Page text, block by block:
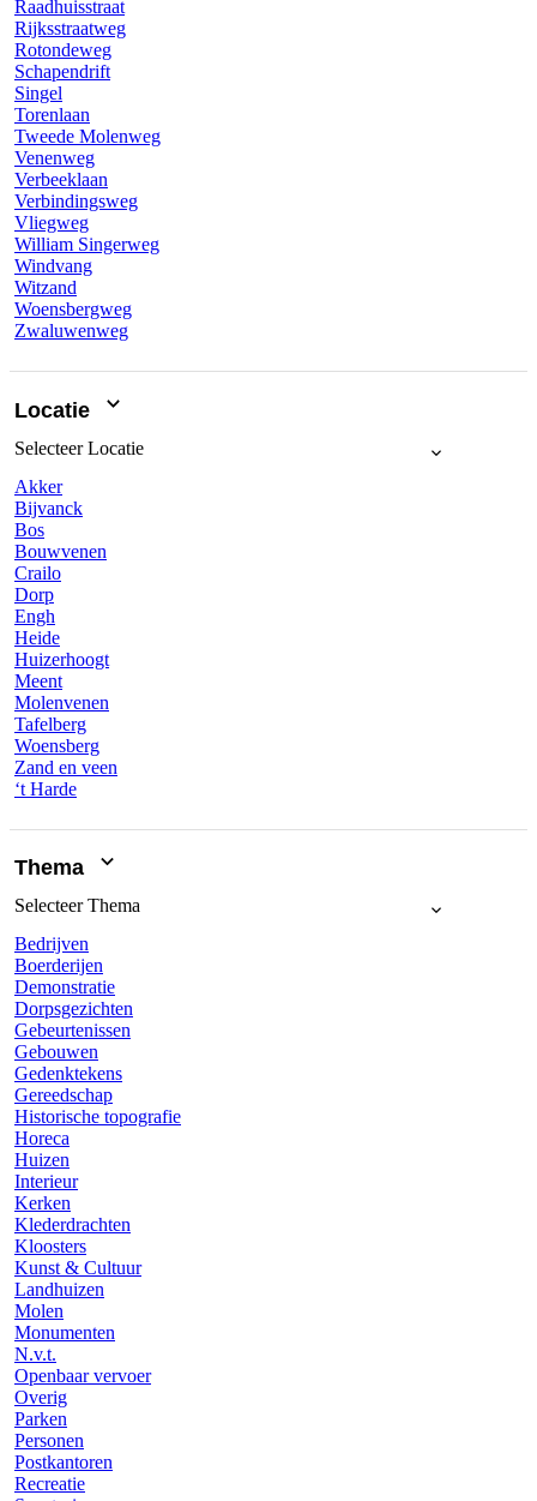
Raadhuisstraat
Rijksstraatweg
Rotondeweg
Schapendrift
Singel
Torenlaan
Tweede Molenweg
Venenweg
Verbeeklaan
Verbindingsweg
Vliegweg
William Singerweg
Windvang
Witzand
Woensbergweg
Zwaluwenweg
Locatie
SelecteerLocatie
Akker
Bijvanck
Bos
Bouwvenen
Crailo
Dorp
Engh
Heide
Huizerhoogt
Meent
Molenvenen
Tafelberg
Woensberg
Zand en veen
‘t Harde
Thema
SelecteerThema
Bedrijven
Boerderijen
Demonstratie
Dorpsgezichten
Gebeurtenissen
Gebouwen
Gedenktekens
Gereedschap
Historische topografie
Horeca
Huizen
Interieur
Kerken
Klederdrachten
Kloosters
Kunst & Cultuur
Landhuizen
Molen
Monumenten
N.v.t.
Openbaar vervoer
Overig
Parken
Personen
Postkantoren
Recreatie